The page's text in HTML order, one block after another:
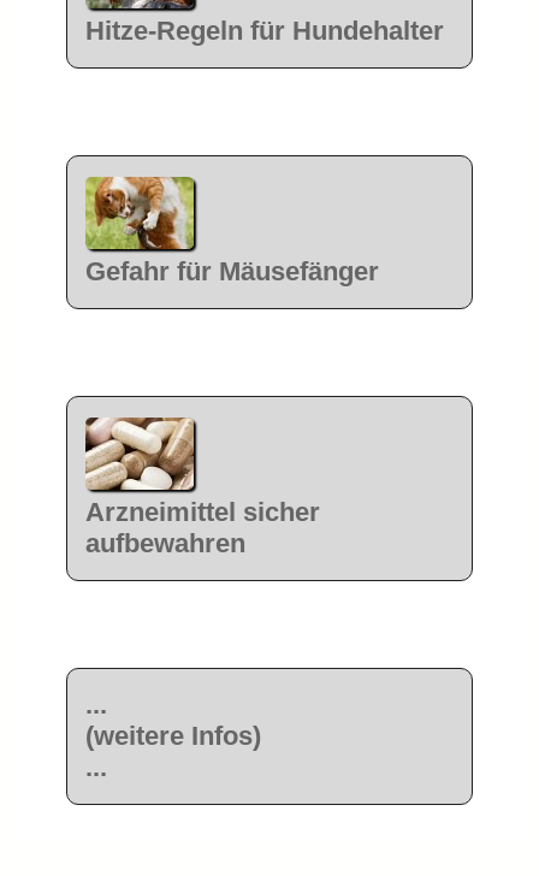
Hitze-Regeln für Hundehalter
Gefahr für Mäusefänger
Arzneimittel sicher
aufbewahren
...
(weitere Infos)
...